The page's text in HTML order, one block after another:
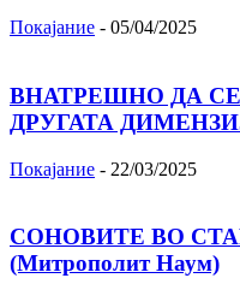
Покајание - 05/04/2025
ВНАТРЕШНО ДА
ДРУГАТА
Покајание - 22/03/2025
СОНОВИТЕ ВО
(Митрополит Наум)